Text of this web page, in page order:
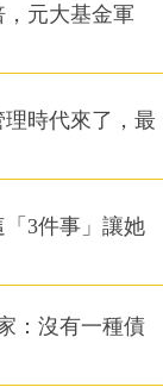
元大基金軍
時代來了，最
3件事」讓她
：沒有一種債